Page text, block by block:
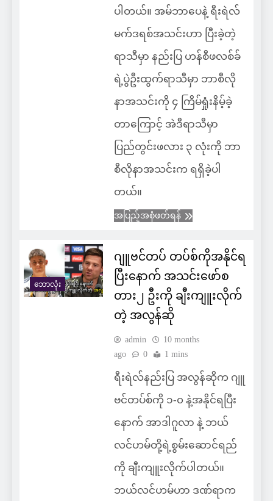
ပါတယ်။ အမ်ဘာပေနဲ့ ရီးရဲလ်
မက်ဒရစ်အသင်းဟာ ပြီးခဲ့တဲ့
ရာသီမှာ နည်းပြ ဟန်စီဖလစ်ခ်
ရဲ့ပွဲဦးထွက်ရာသီမှာ ဘာစီလို
နာအသင်းကို ၄ ကြိမ်ရှုံးနိမ့်ခဲ့
တာကြောင့် အဲဒီရာသီမှာ
ပြည်တွင်းဖလား ၃ လုံးကို ဘာ
စီလိုနာအသင်းက ရရှိခဲ့ပါ
တယ်။
အပြည့်အစုံဖတ်ရန်
ဘောလုံး
ဂျူဗင်တပ် တပ်စ်ကိုအနိုင်ရ
ပြီးနောက် အသင်းဖော်စ
တား၂ ဦးကို ချီးကျူးလိုက်
တဲ့ အလွန်ဆို
admin
10 months
ago
0 1 mins
ရီးရဲလ်နည်းပြ အလွန်ဆိုက ဂျူ
ဗင်တပ်စ်ကို ၁-၀ နဲ့အနိုင်ရပြီး
နောက် အာဒါဂူလာ နဲ့ ဘယ်
လင်ဟမ်တို့ရဲ့စွမ်းဆောင်ရည်
ကို ချီးကျူးလိုက်ပါတယ်။
ဘယ်လင်ဟမ်ဟာ ဒဏ်ရာက